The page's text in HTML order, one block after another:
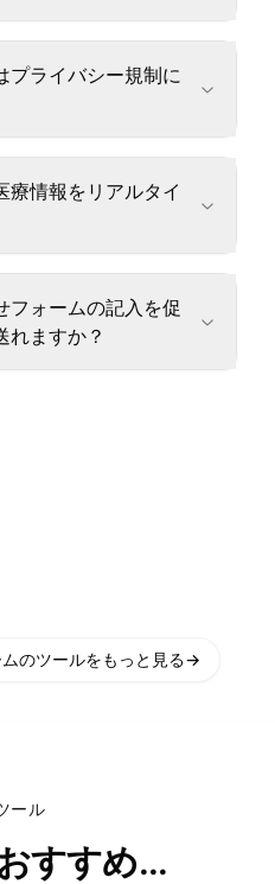
プライバシー規制に
療情報をリアルタイ
フォームの記入を促
れますか？
のツールをもっと見る→
ール
すすめ...